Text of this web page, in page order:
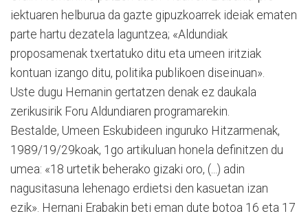
iektuaren helburua da gazte gipuzkoarrek ideiak ematen
parte hartu dezatela lagun­tzea; «Aldundiak
proposamenak txertatuko ditu eta umeen iritziak
kontuan izango ditu, politika publikoen diseinuan».
Uste dugu Hernanin gerta­tzen denak ez daukala
zerikusirik Foru Aldundiaren programarekin.
Bestalde, Umeen Eskubi­deen inguruko Hitzarmenak,
1989/19/29koak, 1go artikuluan honela definitzen du
umea: «18 urtetik beherako gizaki oro, (...) adin
nagusitasuna lehenago erdietsi den kasuetan izan
ezik». Hernani Erabakin beti eman dute botoa 16 eta 17